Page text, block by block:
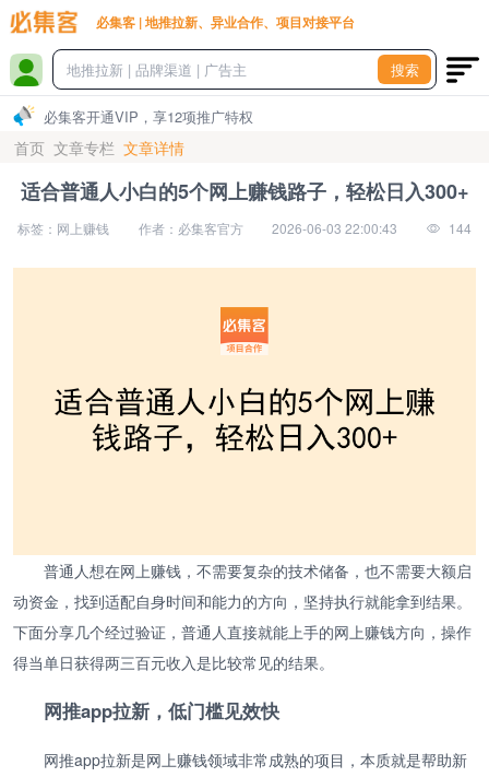
必集客 | 地推拉新、异业合作、项目对接平台
搜索
必集客开通VIP，享12项推广特权
首页 文章专栏 文章详情
适合普通人小白的5个网上赚钱路子，轻松日入300+
标签：网上赚钱 作者：必集客官方 2026-06-03 22:00:43 144
普通人想在网上赚钱，不需要复杂的技术储备，也不需要大额启
动资金，找到适配自身时间和能力的方向，坚持执行就能拿到结果。
下面分享几个经过验证，普通人直接就能上手的网上赚钱方向，操作
得当单日获得两三百元收入是比较常见的结果。
网推app拉新，低门槛见效快
网推app拉新是网上赚钱领域非常成熟的项目，本质就是帮助新